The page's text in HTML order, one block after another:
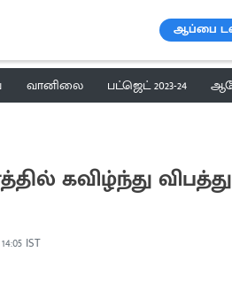
ஆப்பை
வானிலை பட்ஜெட் 2023-24
கவிழ்ந்து
IST